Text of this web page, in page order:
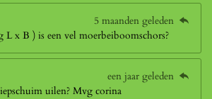
5 maanden geleden
x B ) is een vel moerbeiboomschors?
een jaar geleden
uilen? Mvg corina